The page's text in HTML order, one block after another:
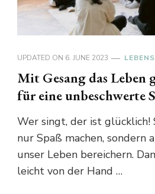
UPDATED ON 6. JUNE 2023
Mit Gesang das Leben
für eine unbeschwerte
Wer singt, der ist glücklich!
nur Spaß machen, sondern
unser Leben bereichern.
leicht von der Hand …